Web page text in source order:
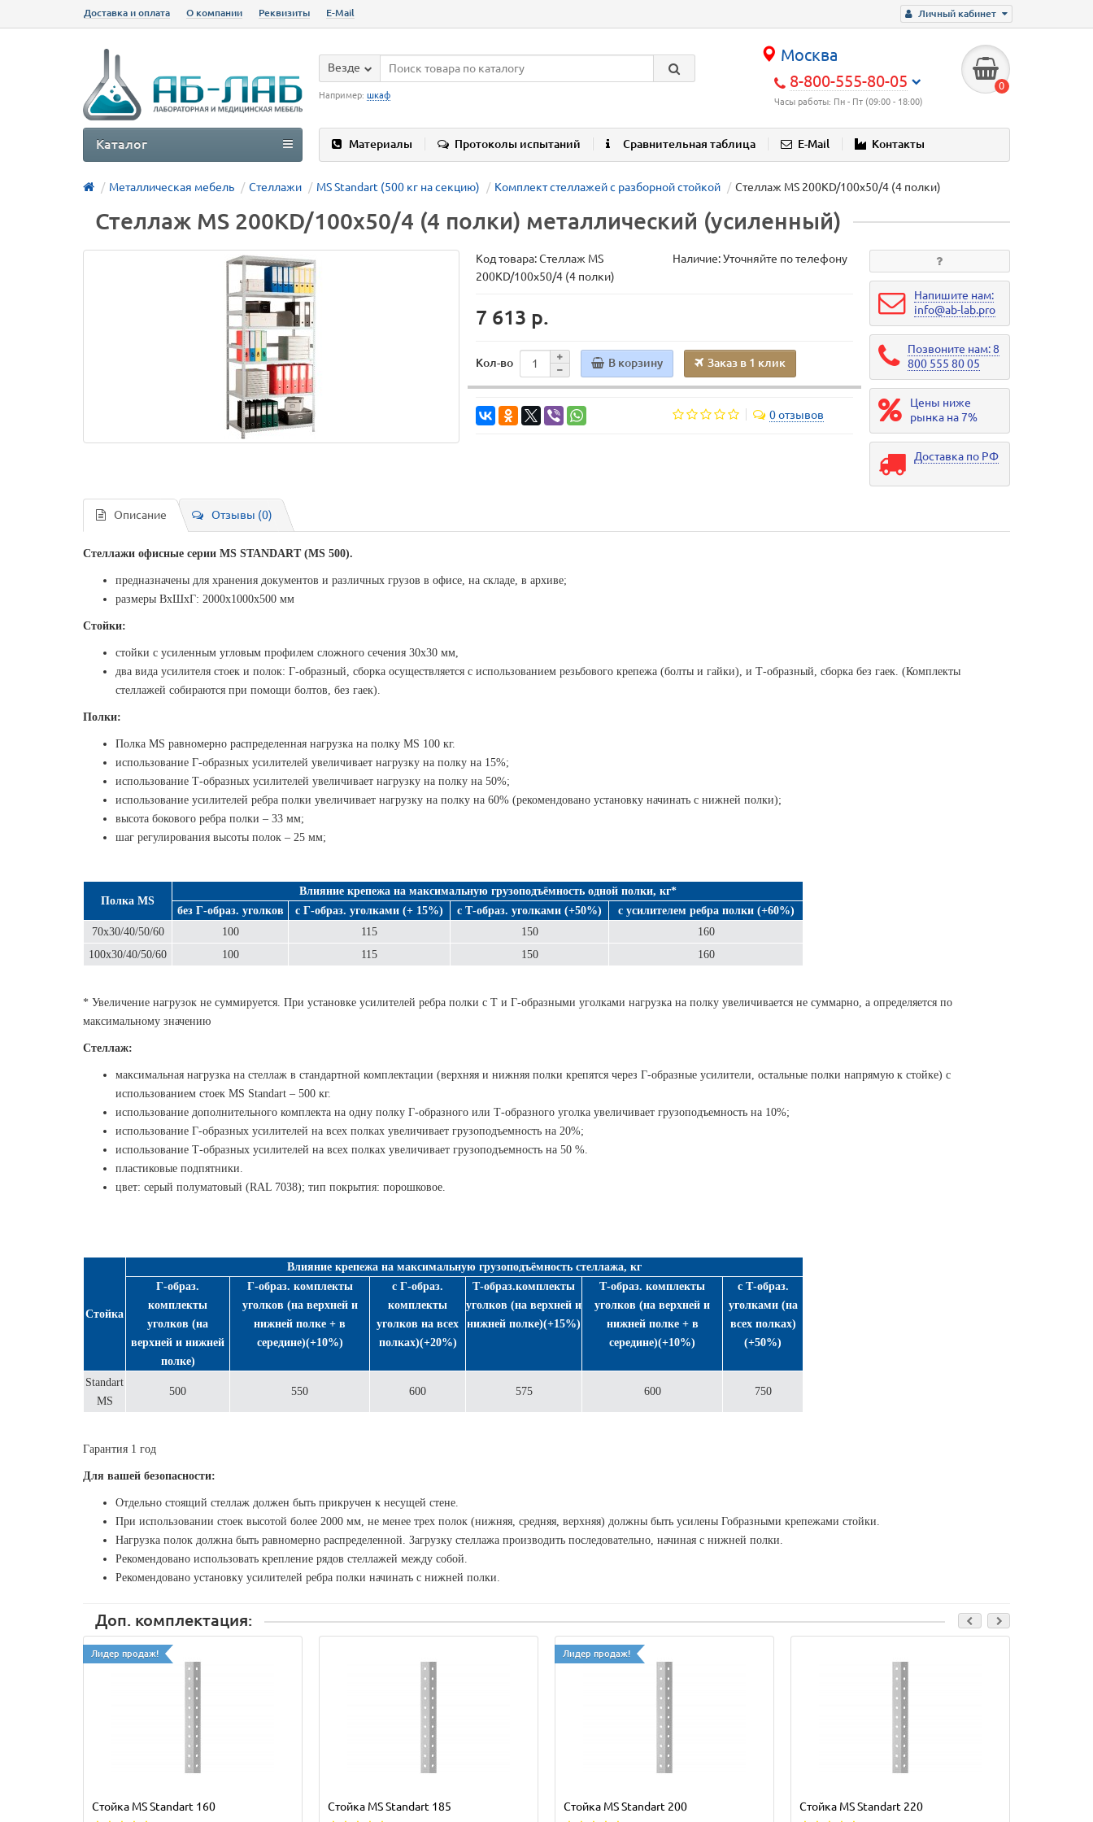
Личный кабинет
Доставка и оплата О компании Реквизиты E-Mail
Москва
8-800-555-80-05
Часы работы: Пн - Пт (09:00 - 18:00)
0
Везде
Например: шкаф
Материалы Протоколы испытаний Сравнительная таблица E-Mail Контакты
Каталог
Металлическая мебель Стеллажи MS Standart (500 кг на секцию) Комплект стеллажей с разборной стойкой Стеллаж MS 200KD/100х50/4 (4 полки)
Стеллаж MS 200KD/100х50/4 (4 полки) металлический (усиленный)
Код товара:Стеллаж MS
200KD/100х50/4 (4 полки)
Наличие: Уточняйте по телефону
7 613 р.
Кол-во В корзину Заказ в 1 клик
0 отзывов
Напишите нам:
info@ab-lab.pro
Позвоните нам: 8
800 555 80 05
Цены ниже
рынка на 7%
Доставка по РФ
Описание Отзывы (0)
Стеллажи офисные серии MS STANDART (MS 500).
предназначены для хранения документов и различных грузов в офисе, на складе, в архиве;
размеры ВхШхГ: 2000х1000х500 мм
Стойки:
стойки с усиленным угловым профилем сложного сечения 30х30 мм,
два вида усилителя стоек и полок: Г-образный, сборка осуществляется с использованием резьбового крепежа (болты и гайки), и Т-образный, сборка без гаек. (Комплекты
стеллажей собираются при помощи болтов, без гаек).
Полки:
Полка MS равномерно распределенная нагрузка на полку MS 100 кг.
использование Г-образных усилителей увеличивает нагрузку на полку на 15%;
использование Т-образных усилителей увеличивает нагрузку на полку на 50%;
использование усилителей ребра полки увеличивает нагрузку на полку на 60% (рекомендовано установку начинать с нижней полки);
высота бокового ребра полки – 33 мм;
шаг регулирования высоты полок – 25 мм;
Полка MS
Влияние крепежа на максимальную грузоподъёмность одной полки, кг*
без Г-образ. уголков
с Г-образ. уголками (+ 15%) с Т-образ. уголками (+50%)
с усилителем ребра полки (+60%)
70х30/40/50/60
100 115 150
160
100х30/40/50/60
100 115 150 160
* Увеличение нагрузок не суммируется. При установке усилителей ребра полки с Т и Г-образными уголками нагрузка на полку увеличивается не суммарно, а определяется по
максимальному значению
Стеллаж:
максимальная нагрузка на стеллаж в стандартной комплектации (верхняя и нижняя полки крепятся через Г-образные усилители, остальные полки напрямую к стойке) с
использованием стоек MS Standart – 500 кг.
использование дополнительного комплекта на одну полку Г-образного или Т-образного уголка увеличивает грузоподъемность на 10%;
использование Г-образных усилителей на всех полках увеличивает грузоподъемность на 20%;
использование Т-образных усилителей на всех полках увеличивает грузоподъемность на 50 %.
пластиковые подпятники.
цвет: серый полуматовый (RAL 7038); тип покрытия: порошковое.
Стойка
Влияние крепежа на максимальную грузоподъёмность стеллажа, кг
Г-образ.
комплекты
уголков (на
верхней и нижней
полке)
Г-образ. комплекты
уголков (на верхней и
нижней полке + в
середине)(+10%)
с Г-образ.
комплекты
уголков на всех
полках)(+20%)
Т-образ.комплекты
уголков (на верхней и
нижней полке)(+15%)
Т-образ. комплекты
уголков (на верхней и
нижней полке + в
середине)(+10%)
с Т-образ.
уголками (на
всех полках)
(+50%)
Standart
MS
500 550 600 575 600 750
Гарантия 1 год
Для вашей безопасности:
Отдельно стоящий стеллаж должен быть прикручен к несущей стене.
При использовании стоек высотой более 2000 мм, не менее трех полок (нижняя, средняя, верхняя) должны быть усилены Гобразными крепежами стойки.
Нагрузка полок должна быть равномерно распределенной. Загрузку стеллажа производить последовательно, начиная с нижней полки.
Рекомендовано использовать крепление рядов стеллажей между собой.
Рекомендовано установку усилителей ребра полки начинать с нижней полки.
Доп. комплектация:
Лидер продаж!
Стойка MS Standart 160 Стойка MS Standart 185
Лидер продаж!
Стойка MS Standart 200 Стойка MS Standart 220